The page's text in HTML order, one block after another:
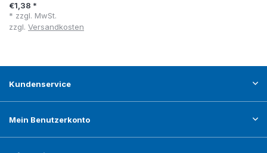
€1,38 *
* zzgl. MwSt.
zzgl. Versandkosten
Kundenservice
Mein Benutzerkonto